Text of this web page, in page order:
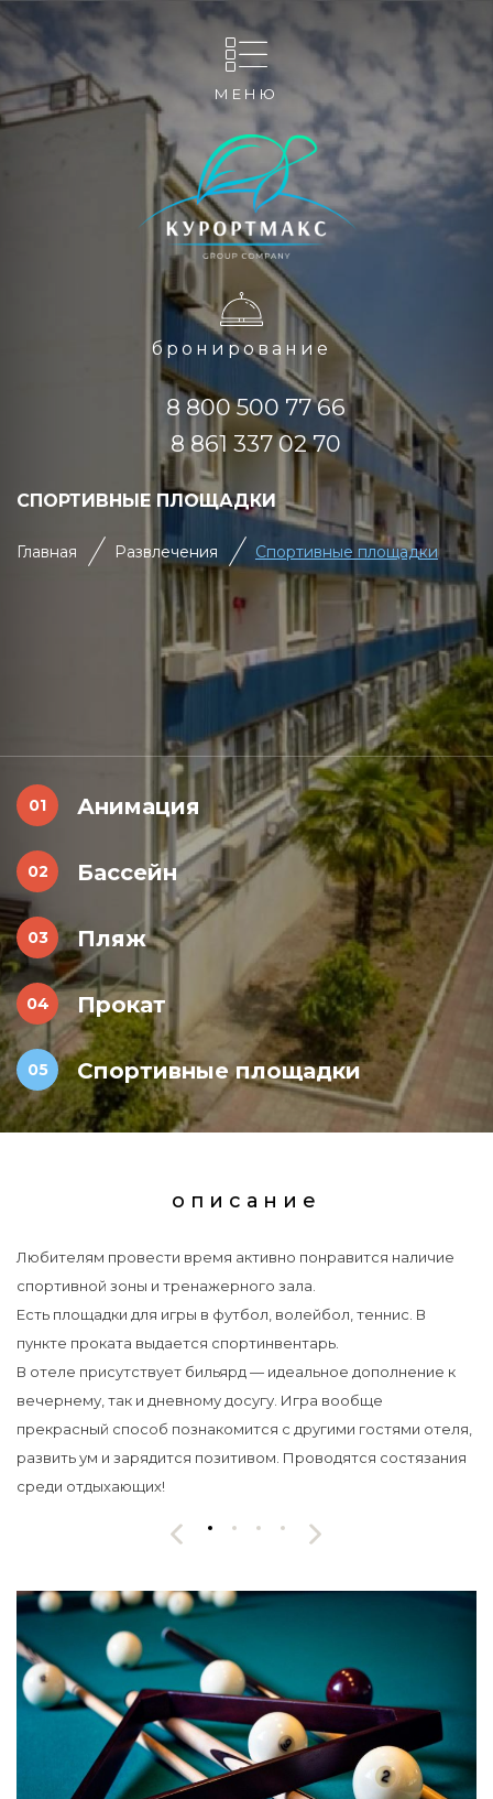
МЕНЮ
бронирование
8 800 500 77 66
8 861 337 02 70
СПОРТИВНЫЕ ПЛОЩАДКИ
Главная Развлечения Спортивные площадки
Анимация
Бассейн
Пляж
Прокат
Спортивные площадки
описание
Любителям провести время активно понравится наличие
спортивной зоны и тренажерного зала.
Есть площадки для игры в футбол, волейбол, теннис. В
пункте проката выдается спортинвентарь.
В отеле присутствует бильярд — идеальное дополнение к
вечернему, так и дневному досугу. Игра вообще
прекрасный способ познакомится с другими гостями отеля,
развить ум и зарядится позитивом. Проводятся состязания
среди отдыхающих!